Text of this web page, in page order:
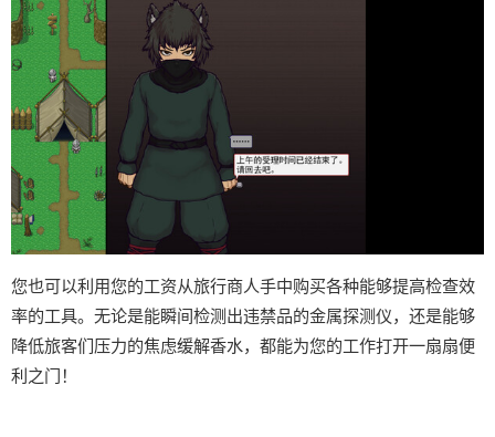
您也可以利用您的工资从旅行商人手中购买各种能够提高检查效
率的工具。无论是能瞬间检测出违禁品的金属探测仪，还是能够
降低旅客们压力的焦虑缓解香水，都能为您的工作打开一扇扇便
利之门！